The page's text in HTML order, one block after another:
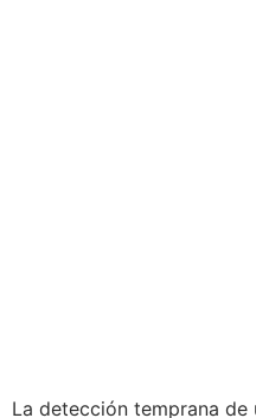
La detección temprana